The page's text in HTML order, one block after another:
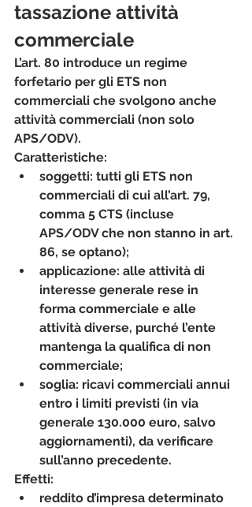
tassazione attività
commerciale
L’art. 80 introduce un regime
forfetario per gli ETS non
commerciali che svolgono anche
attività commerciali (non solo
APS/ODV).
Caratteristiche:
soggetti: tutti gli ETS non
commerciali di cui all’art. 79,
comma 5 CTS (incluse
APS/ODV che non stanno in art.
86, se optano);
applicazione: alle attività di
interesse generale rese in
forma commerciale e alle
attività diverse, purché l’ente
mantenga la qualifica di non
commerciale;
soglia: ricavi commerciali annui
entro i limiti previsti (in via
generale 130.000 euro, salvo
aggiornamenti), da verificare
sull’anno precedente.
Effetti:
reddito d’impresa determinato